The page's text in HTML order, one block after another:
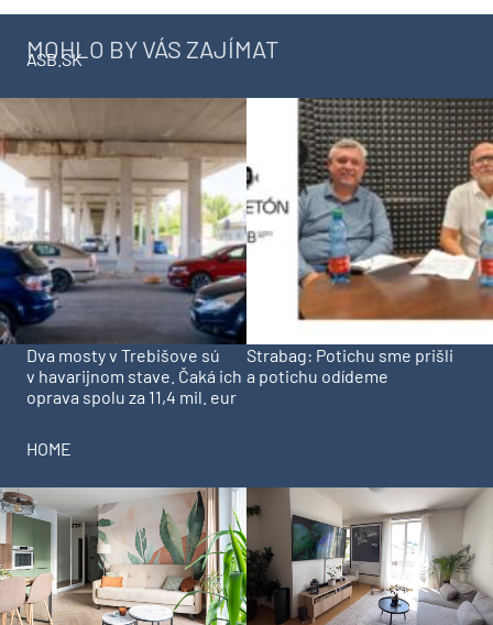
MOHLO BY VÁS ZAJÍMAT
ASB.SK
Dva mosty v Trebišove sú
v havarijnom stave. Čaká ich
oprava spolu za 11,4 mil. eur
Strabag: Potichu sme prišli
a potichu odídeme
HOME